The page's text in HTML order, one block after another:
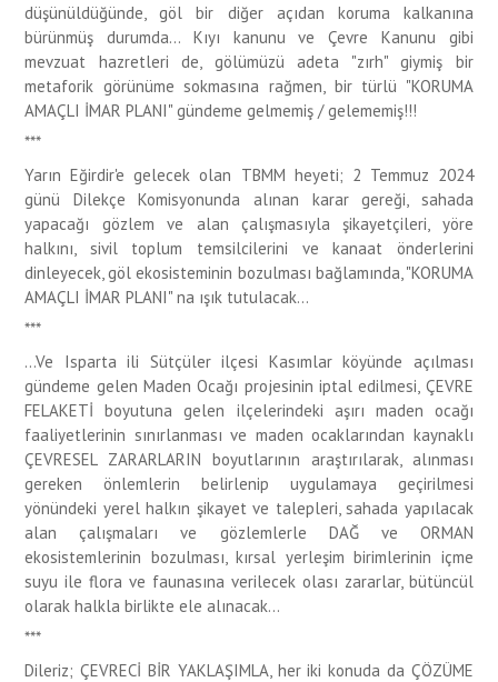
düşünüldüğünde, göl bir diğer açıdan koruma kalkanına
bürünmüş durumda... Kıyı kanunu ve Çevre Kanunu gibi
mevzuat hazretleri de, gölümüzü adeta "zırh" giymiş bir
metaforik görünüme sokmasına rağmen, bir türlü "KORUMA
AMAÇLI İMAR PLANI" gündeme gelmemiş / gelememiş!!!
***
Yarın Eğirdir'e gelecek olan TBMM heyeti; 2 Temmuz 2024
günü Dilekçe Komisyonunda alınan karar gereği, sahada
yapacağı gözlem ve alan çalışmasıyla şikayetçileri, yöre
halkını, sivil toplum temsilcilerini ve kanaat önderlerini
dinleyecek, göl ekosisteminin bozulması bağlamında, "KORUMA
AMAÇLI İMAR PLANI" na ışık tutulacak...
***
...Ve Isparta ili Sütçüler ilçesi Kasımlar köyünde açılması
gündeme gelen Maden Ocağı projesinin iptal edilmesi, ÇEVRE
FELAKETİ boyutuna gelen ilçelerindeki aşırı maden ocağı
faaliyetlerinin sınırlanması ve maden ocaklarından kaynaklı
ÇEVRESEL ZARARLARIN boyutlarının araştırılarak, alınması
gereken önlemlerin belirlenip uygulamaya geçirilmesi
yönündeki yerel halkın şikayet ve talepleri, sahada yapılacak
alan çalışmaları ve gözlemlerle DAĞ ve ORMAN
ekosistemlerinin bozulması, kırsal yerleşim birimlerinin içme
suyu ile flora ve faunasına verilecek olası zararlar, bütüncül
olarak halkla birlikte ele alınacak...
***
Dileriz; ÇEVRECİ BİR YAKLAŞIMLA, her iki konuda da ÇÖZÜME